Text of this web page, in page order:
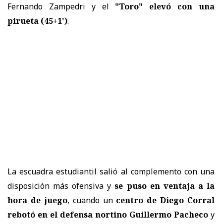
Fernando Zampedri y el "Toro" elevó con una
pirueta (45+1').
La escuadra estudiantil salió al complemento con una
disposición más ofensiva yse puso en ventaja a la
hora de juego, cuando uncentro de Diego Corral
rebotó en el defensa nortino Guillermo Pacheco y